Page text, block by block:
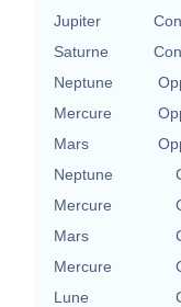
Jupiter
Saturne
Neptune
Mercure
Mars
Neptune
Mercure
Mars
Mercure
Lune